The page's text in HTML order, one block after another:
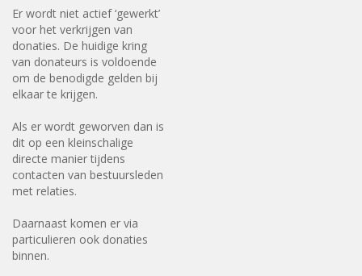
Er wordt niet actief ‘gewerkt’
voor het verkrijgen van
donaties. De huidige kring
van donateurs is voldoende
om de benodigde gelden bij
elkaar te krijgen.
Als er wordt geworven dan is
dit op een kleinschalige
directe manier tijdens
contacten van bestuursleden
met relaties.
Daarnaast komen er via
particulieren ook donaties
binnen.